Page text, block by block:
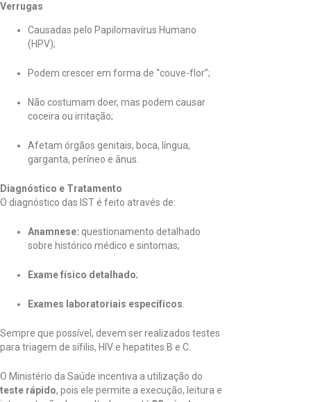
Verrugas
Causadas pelo Papilomavírus Humano
(HPV);
Podem crescer em forma de “couve-flor”;
Não costumam doer, mas podem causar
coceira ou irritação;
Afetam órgãos genitais, boca, língua,
garganta, períneo e ânus.
Diagnóstico e Tratamento
O diagnóstico das IST é feito através de:
Anamnese: questionamento detalhado
sobre histórico médico e sintomas;
Exame físico detalhado;
Exames laboratoriais específicos.
Sempre que possível, devem ser realizados testes
para triagem de sífilis, HIV e hepatites B e C.
O Ministério da Saúde incentiva a utilização do
teste rápido, pois ele permite a execução, leitura e